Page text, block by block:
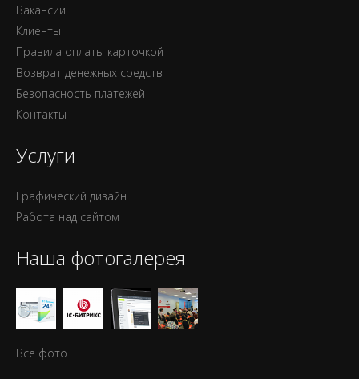
Вакансии
Клиенты
Правила оплаты карточкой
Возврат денежных средств
Безопасность платежей
Контакты
Услуги
Графический дизайн
Работа над сайтом
Наша фотогалерея
Все фото